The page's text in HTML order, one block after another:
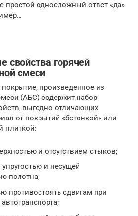
простой односложный ответ «да»
свойства горячей
смеси
произведенное из
(АБС) содержит набор
выгодно отличающих
от покрытий «бетонкой» или
плиткой:
и отсутствием стыков;
и несущей
полотна;
противостоять сдвигам при